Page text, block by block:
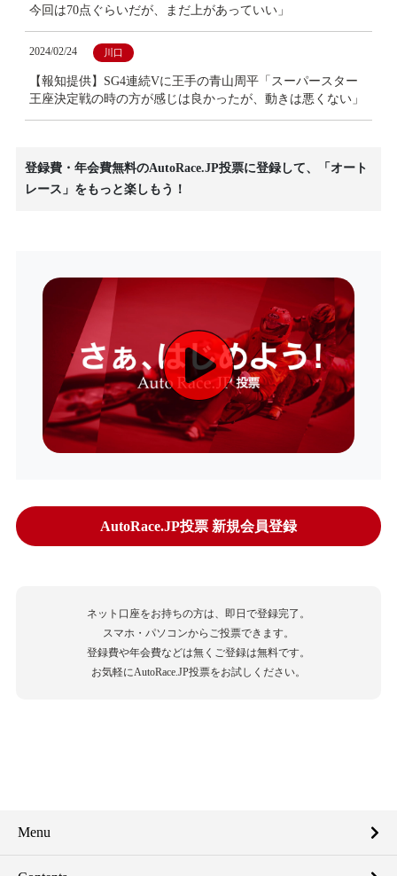
今回は70点ぐらいだが、まだ上があっていい」
2024/02/24 川口
【報知提供】SG4連続Vに王手の青山周平「スーパースター
王座決定戦の時の方が感じは良かったが、動きは悪くない」
登録費・年会費無料のAutoRace.JP投票に登録して、「オート
レース」をもっと楽しもう！
AutoRace.JP投票 新規会員登録
ネット口座をお持ちの方は、即日で登録完了。
スマホ・パソコンからご投票できます。
登録費や年会費などは無くご登録は無料です。
お気軽にAutoRace.JP投票をお試しください。
Menu